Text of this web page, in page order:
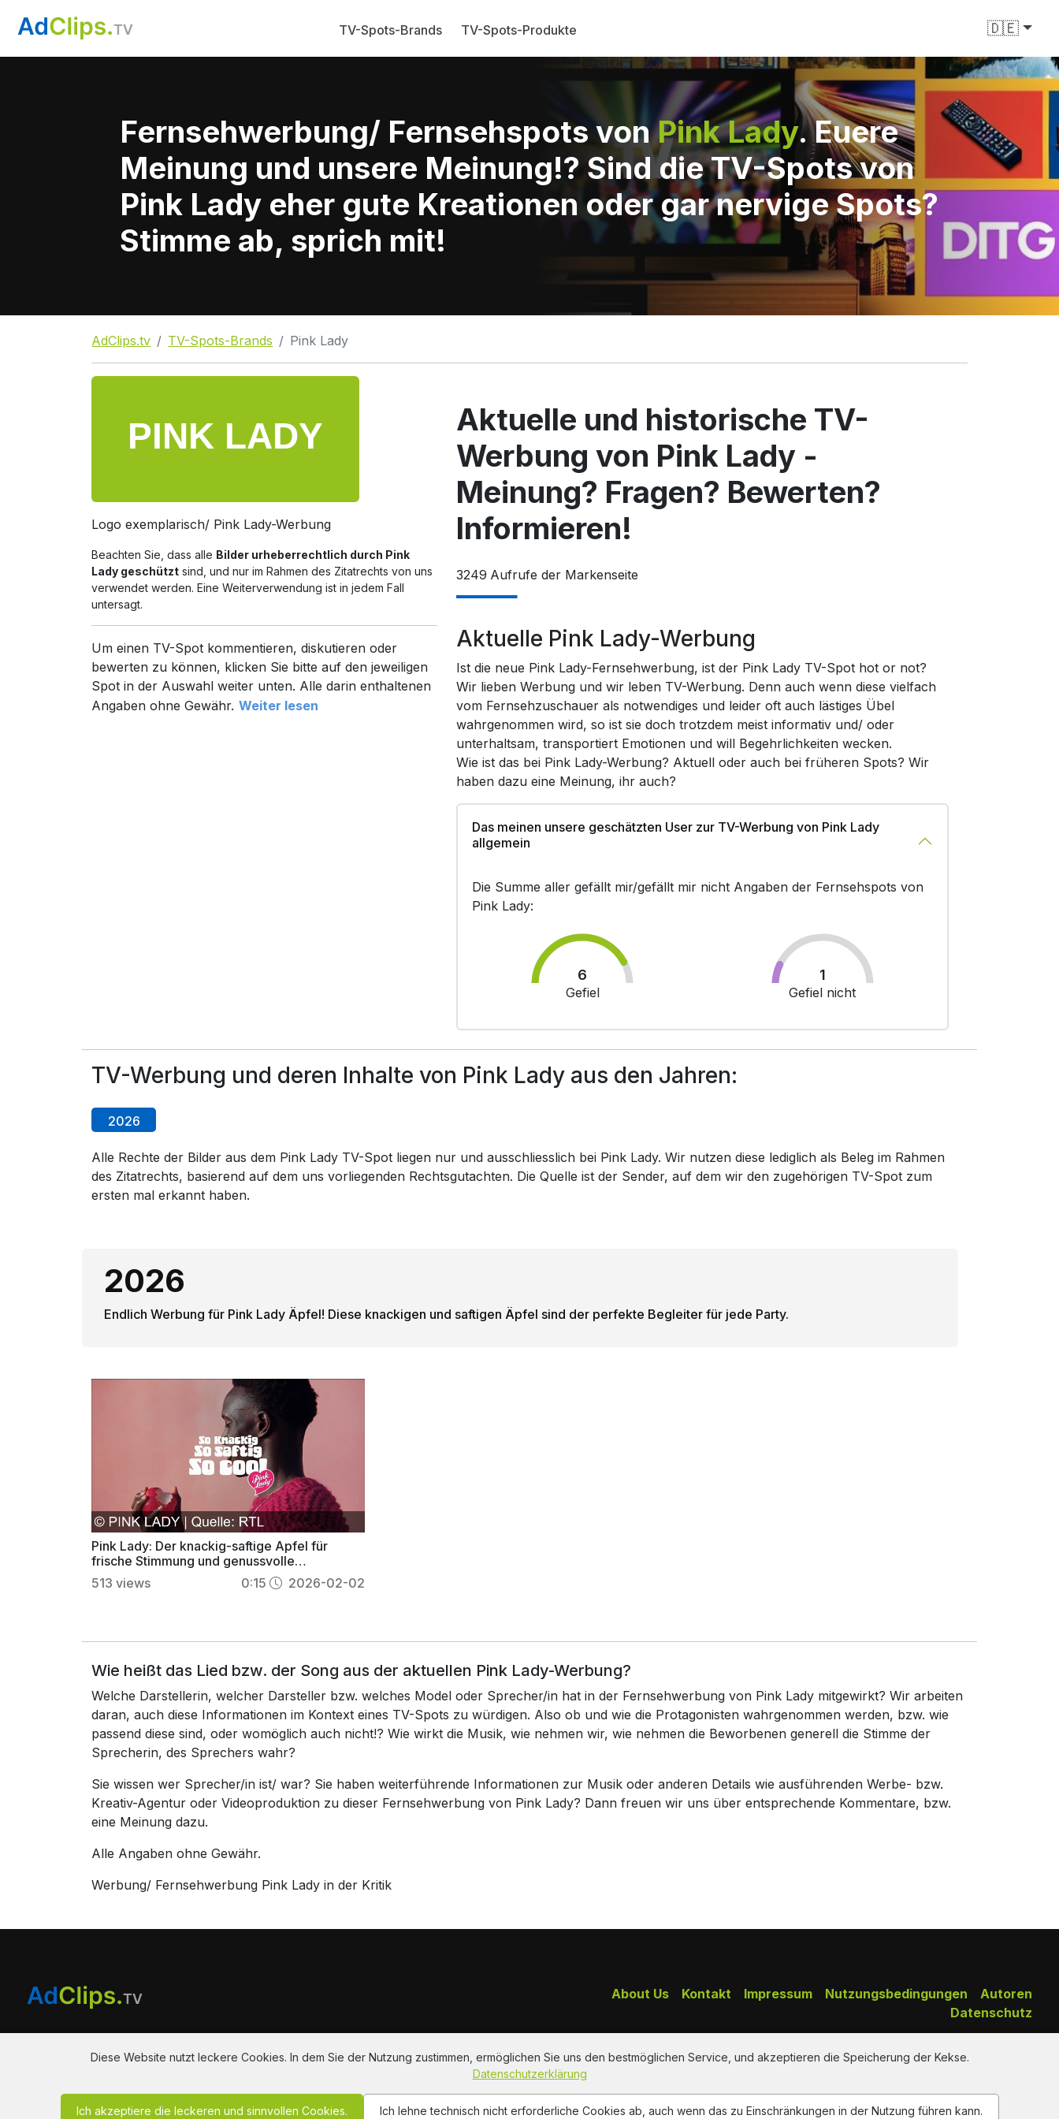
Diese Website nutzt leckere Cookies. In dem Sie der Nutzung zustimmen, ermöglichen Sie uns den bestmöglichen Service, und akzeptieren die Speicherung der Kekse.
Datenschutzerklärung
Ich akzeptiere die leckeren und sinnvollen Cookies. Ich lehne technisch nicht erforderliche Cookies ab, auch wenn das zu Einschränkungen in der Nutzung führen kann.
TV-Spots-Brands TV-Spots-Produkte 🇩🇪
Fernsehwerbung/ Fernsehspots vonPink Lady. Euere
Meinung und unsere Meinung!? Sind die TV-Spots von
Pink Lady eher gute Kreationen oder gar nervige Spots?
Stimme ab, sprich mit!
AdClips.tv TV-Spots-Brands Pink Lady
Logo exemplarisch/ Pink Lady-Werbung
Beachten Sie, dass alle Bilder urheberrechtlich durch Pink
Lady geschützt sind, und nur im Rahmen des Zitatrechts von uns
verwendet werden. Eine Weiterverwendung ist in jedem Fall
untersagt.
Um einen TV-Spot kommentieren, diskutieren oder
bewerten zu können, klicken Sie bitte auf den jeweiligen
Spot in der Auswahl weiter unten. Alle darin enthaltenen
Angaben ohne Gewähr. Weiter lesen
Aktuelle und historische TV-
Werbung von Pink Lady -
Meinung? Fragen? Bewerten?
Informieren!
3249 Aufrufe der Markenseite
Aktuelle Pink Lady-Werbung
Ist die neue Pink Lady-Fernsehwerbung, ist der Pink Lady TV-Spot hot or not?
Wir lieben Werbung und wir leben TV-Werbung. Denn auch wenn diese vielfach
vom Fernsehzuschauer als notwendiges und leider oft auch lästiges Übel
wahrgenommen wird, so ist sie doch trotzdem meist informativ und/ oder
unterhaltsam, transportiert Emotionen und will Begehrlichkeiten wecken.
Wie ist das bei Pink Lady-Werbung? Aktuell oder auch bei früheren Spots? Wir
haben dazu eine Meinung, ihr auch?
Das meinen unsere geschätzten User zur TV-Werbung von Pink Lady
allgemein
Die Summe aller gefällt mir/gefällt mir nicht Angaben der Fernsehspots von
Pink Lady:
6
Gefiel
1
Gefiel nicht
TV-Werbung und deren Inhalte von Pink Lady aus den Jahren:
2026
Alle Rechte der Bilder aus dem Pink Lady TV-Spot liegen nur und ausschliesslich bei Pink Lady. Wir nutzen diese lediglich als Beleg im Rahmen
des Zitatrechts, basierend auf dem uns vorliegenden Rechtsgutachten. Die Quelle ist der Sender, auf dem wir den zugehörigen TV-Spot zum
ersten mal erkannt haben.
2026
Endlich Werbung für Pink Lady Äpfel! Diese knackigen und saftigen Äpfel sind der perfekte Begleiter für jede Party.
Pink Lady: Der knackig-saftige Apfel für
frische Stimmung und genussvolle
gemeinsame Momente
513 views 0:15 2026-02-02
Wie heißt das Lied bzw. der Song aus der aktuellen Pink Lady-Werbung?
Welche Darstellerin, welcher Darsteller bzw. welches Model oder Sprecher/in hat in der Fernsehwerbung von Pink Lady mitgewirkt? Wir arbeiten
daran, auch diese Informationen im Kontext eines TV-Spots zu würdigen. Also ob und wie die Protagonisten wahrgenommen werden, bzw. wie
passend diese sind, oder womöglich auch nicht!? Wie wirkt die Musik, wie nehmen wir, wie nehmen die Beworbenen generell die Stimme der
Sprecherin, des Sprechers wahr?
Sie wissen wer Sprecher/in ist/ war? Sie haben weiterführende Informationen zur Musik oder anderen Details wie ausführenden Werbe- bzw.
Kreativ-Agentur oder Videoproduktion zu dieser Fernsehwerbung von Pink Lady? Dann freuen wir uns über entsprechende Kommentare, bzw.
eine Meinung dazu.
Alle Angaben ohne Gewähr.
Werbung/ Fernsehwerbung Pink Lady in der Kritik
Am Hausacker 7 , 85461 Bockhorn
info@adclips.tv
Autoren
Nutzungsbedingungen
Impressum
Kontakt
About Us
Datenschutz
Copy Right Reserved by AdClips.TV @ 2026